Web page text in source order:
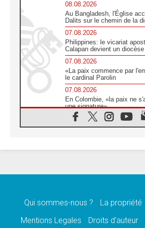
08.08.2026
Au Bangladesh, l'Église
Dalits sur le chemin de la
07.08.2026
Philippines: le vicariat
Calapan devient un diocèse
07.08.2026
«La paix commence par
le cardinal Parolin
07.08.2026
En Colombie, «la paix ne
une signature»
07.08.2026
Le programme du voyage
07.08.2026
07.08.2026
Argentine est un hommage
Qui sommes-nous ? La propriété
Mentions Legales
Droits d’auteur